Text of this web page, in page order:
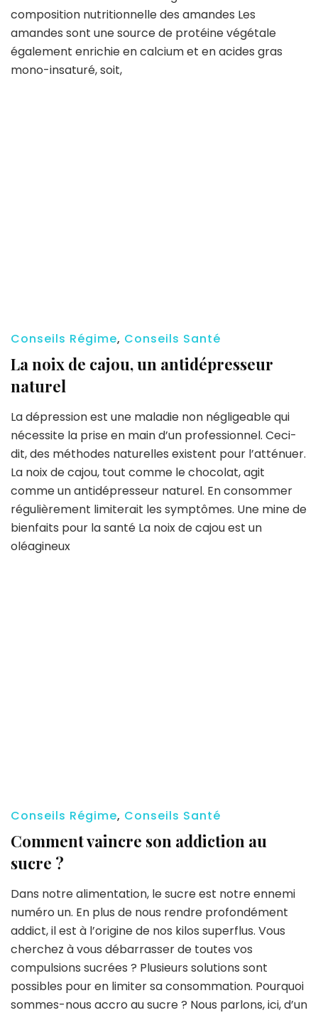
composition nutritionnelle des amandes Les
amandes sont une source de protéine végétale
également enrichie en calcium et en acides gras
mono-insaturé, soit,
Conseils Régime, Conseils Santé
La noix de cajou, un antidépresseur
naturel
La dépression est une maladie non négligeable qui
nécessite la prise en main d’un professionnel. Ceci-
dit, des méthodes naturelles existent pour l’atténuer.
La noix de cajou, tout comme le chocolat, agit
comme un antidépresseur naturel. En consommer
régulièrement limiterait les symptômes. Une mine de
bienfaits pour la santé La noix de cajou est un
oléagineux
Conseils Régime, Conseils Santé
Comment vaincre son addiction au
sucre ?
Dans notre alimentation, le sucre est notre ennemi
numéro un. En plus de nous rendre profondément
addict, il est à l’origine de nos kilos superflus. Vous
cherchez à vous débarrasser de toutes vos
compulsions sucrées ? Plusieurs solutions sont
possibles pour en limiter sa consommation. Pourquoi
sommes-nous accro au sucre ? Nous parlons, ici, d’un